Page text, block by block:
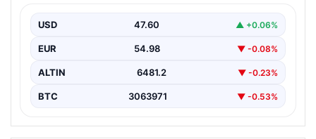
fiyatları
USD 47.60 ▲ +0.06%
EUR 54.98 ▼ -0.08%
ALTIN 6481.2 ▼ -0.23%
BTC 3063971 ▼ -0.53%